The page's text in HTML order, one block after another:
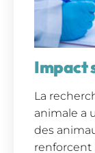
Impact
La
animale a
des
renforcent